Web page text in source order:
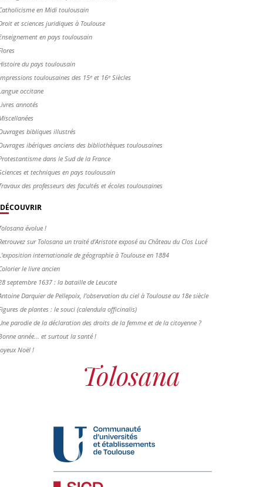
en Midi toulousain
et sciences juridiques à Toulouse
en pays toulousain
du pays toulousain
toulousaines des 15ᵉ et 16ᵉ Siècles
occitane
annotés
bibliques illustrés
ibériques anciens des bibliothèques toulousaines
dans le Sud de la France
et techniques en pays toulousain
des professeurs des facultés et écoles toulousaines
DÉCOUVRIR
évolue !
sur Tolosana un traité d'Aristote exposé au Château du Clos Lucé
internationale de géographie à Toulouse en 1884
le livre ancien
septembre 1637 : la bataille de Leucate
Darquier de Pellepoix, l’observation du ciel à Toulouse au 18e siècle
de plantes : le souci (calendula officinalis)
parodie de la déclaration des droits de la femme et de la citoyenne ?
année... et surtout la santé !
Noël !